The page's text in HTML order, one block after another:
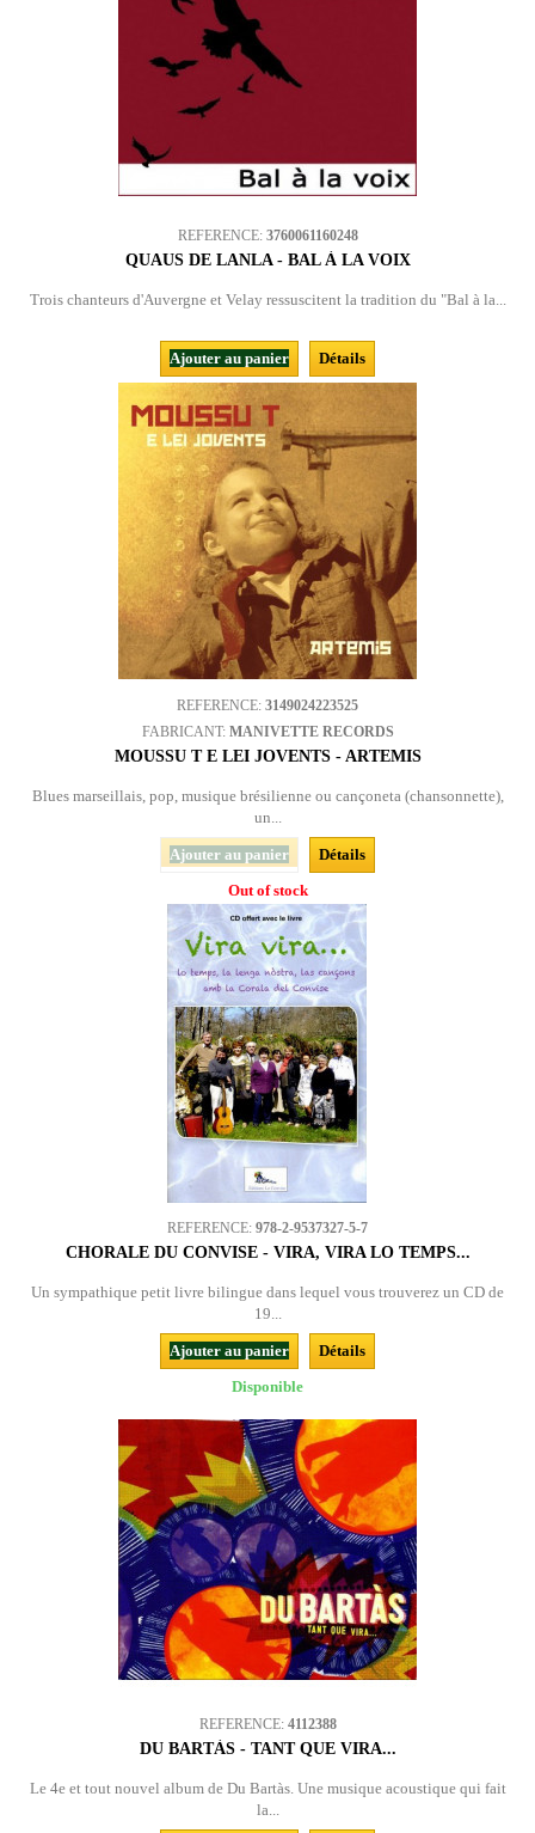
REFERENCE: 3760061160248
QUAUS DE LANLA - BAL À LA VOIX
Trois chanteurs d'Auvergne et Velay ressuscitent la tradition du "Bal à la...
Ajouter au panier Détails
REFERENCE: 3149024223525
FABRICANT: MANIVETTE RECORDS
MOUSSU T E LEI JOVENTS - ARTEMIS
Blues marseillais, pop, musique brésilienne ou cançoneta (chansonnette),
un...
Ajouter au panier
Détails
Out of stock
REFERENCE: 978-2-9537327-5-7
CHORALE DU CONVISE - VIRA, VIRA LO TEMPS...
Un sympathique petit livre bilingue dans lequel vous trouverez un CD de
19...
Ajouter au panier
Détails
Disponible
REFERENCE: 4112388
DU BARTÀS - TANT QUE VIRA...
Le 4e et tout nouvel album de Du Bartàs. Une musique acoustique qui fait
la...